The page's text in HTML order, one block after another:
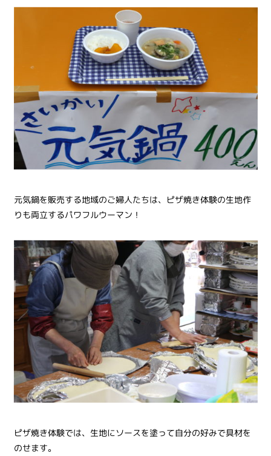
元気鍋を販売する地域のご婦人たちは、ピザ焼き体験の生地作
りも両立するパワフルウーマン！
ピザ焼き体験では、生地にソースを塗って自分の好みで具材を
のせます。